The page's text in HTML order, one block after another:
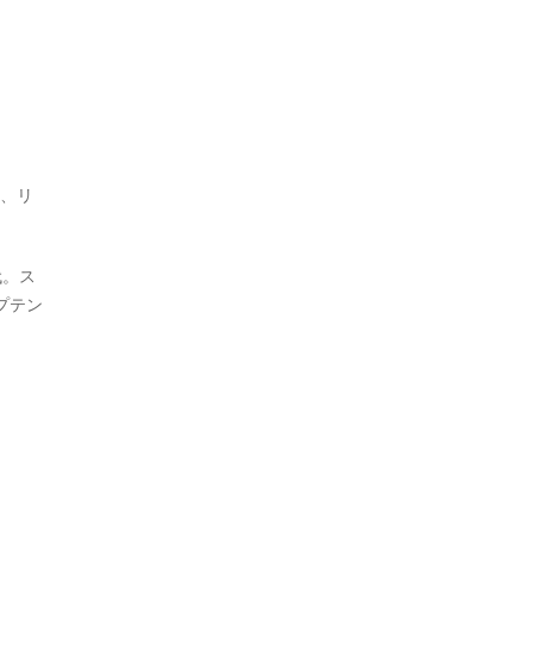
リ
ス
テン